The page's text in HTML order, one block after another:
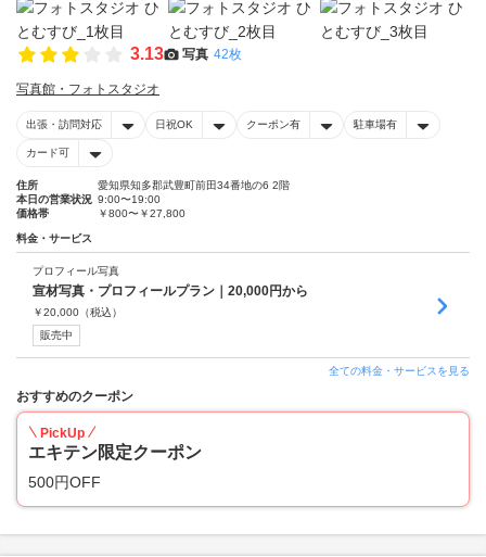
3.13 写真 42枚
写真館・フォトスタジオ
出張・訪問対応 日祝OK クーポン有 駐車場有
カード可
住所
愛知県知多郡武豊町前田34番地の6 2階
本日の営業状況 9:00〜19:00
価格帯
￥800〜￥27,800
料金・サービス
プロフィール写真
宣材写真・プロフィールプラン｜20,000円から
￥20,000 （税込）
販売中
全ての料金・サービスを見る
おすすめのクーポン
PickUp
エキテン限定クーポン
500円OFF